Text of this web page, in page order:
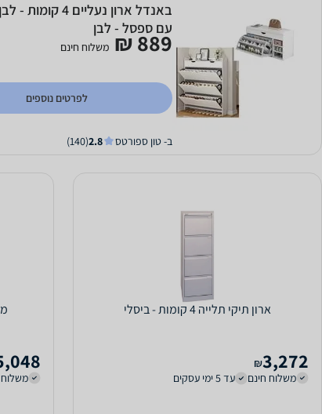
באנדל ארון
עם ספסל - לבן
889 ₪ משלוח חינם
לפרטים נוספים
ב- טון ספורטס 2.8
(140)
ארון תיקי תלייה 4 קומות - ביסלי
3,272
₪
משלוח חינם
עד 5 ימי עסקים
משלוח